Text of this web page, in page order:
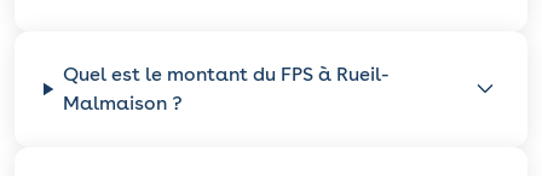
Quel est le montant du FPS à Rueil-
Malmaison ?